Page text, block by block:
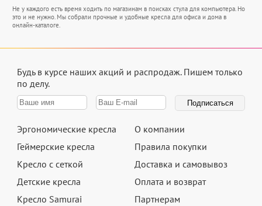
Не у каждого есть время ходить по магазинам в поисках стула для компьютера. Но
это и не нужно. Мы собрали прочные и удобные кресла для офиса и дома в
онлайн-каталоге.
Будь в курсе наших акций и распродаж. Пишем только
по делу.
Эргономические кресла
Геймерские кресла
Кресло с сеткой
Детские кресла
Кресло Samurai
О компании
Правила покупки
Доставка и самовывоз
Оплата и возврат
Партнерам